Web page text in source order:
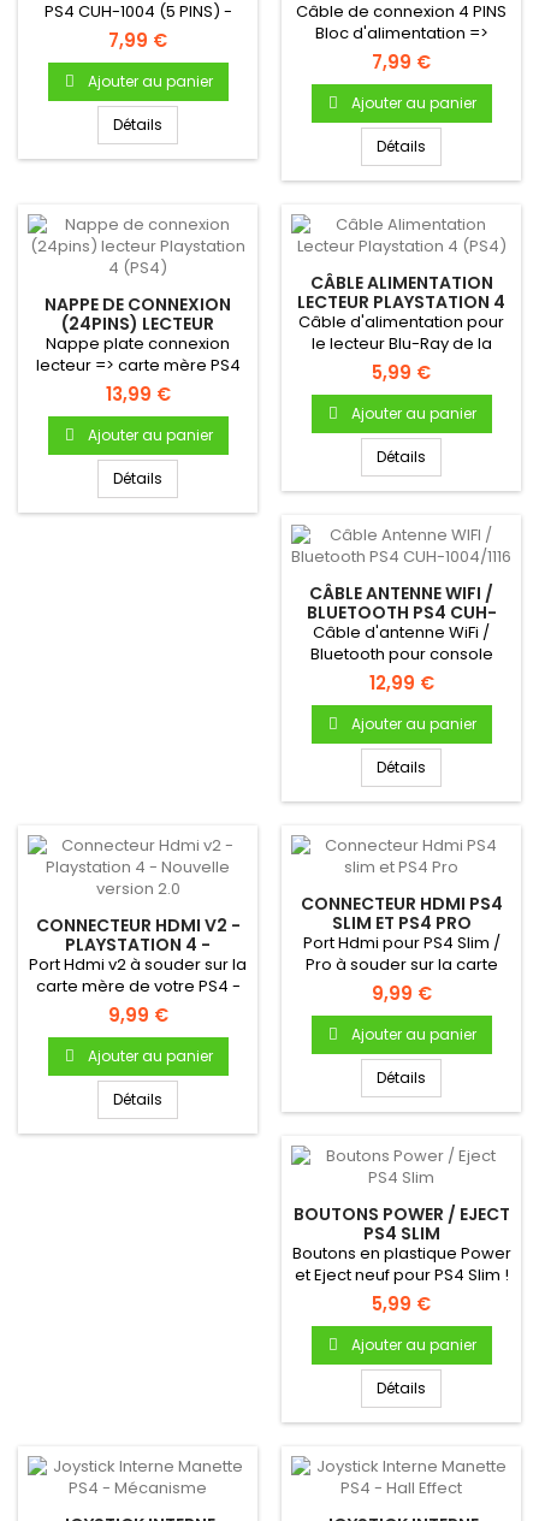
PS4 CUH-1004 (5 PINS) -
Câble reliant le bloc...
7,99 €
Ajouter au panier
Détails
PLAYSTATION 4 CUH-1116
- 4 PINS
Câble de connexion 4 PINS
Bloc d'alimentation =>
Carte mère pour console
PS4
7,99 €
Ajouter au panier
Détails
NAPPE DE CONNEXION
(24PINS) LECTEUR
PLAYSTATION 4 (PS4)
Nappe plate connexion
lecteur => carte mère PS4
13,99 €
Ajouter au panier
Détails
CÂBLE ALIMENTATION
LECTEUR PLAYSTATION 4
(PS4)
Câble d'alimentation pour
le lecteur Blu-Ray de la
console Playstation 4
5,99 €
Ajouter au panier
Détails
CÂBLE ANTENNE WIFI /
BLUETOOTH PS4 CUH-
1004/1116
Câble d'antenne WiFi /
Bluetooth pour console
Playstation 4
12,99 €
Ajouter au panier
Détails
CONNECTEUR HDMI V2 -
PLAYSTATION 4 -
NOUVELLE VERSION 2.0
Port Hdmi v2 à souder sur la
carte mère de votre PS4 -
Connecteur version 2.0
9,99 €
Ajouter au panier
Détails
CONNECTEUR HDMI PS4
SLIM ET PS4 PRO
Port Hdmi pour PS4 Slim /
Pro à souder sur la carte
mère de votre console -...
9,99 €
Ajouter au panier
Détails
BOUTONS POWER / EJECT
PS4 SLIM
Boutons en plastique Power
et Eject neuf pour PS4 Slim !
Partie plastique...
5,99 €
Ajouter au panier
Détails